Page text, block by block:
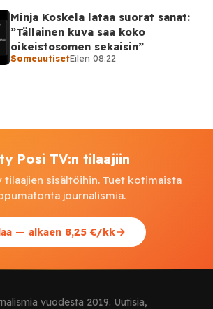
Minja Koskela lataa suorat sanat:
”Tällainen kuva saa koko
oikeistosomen sekaisin”
SomeuutisetEilen 08:22
Posi TV:n tilaajiin
tilaajien sisältöihin. Tuet kotimaista
journalismia.
— alkaen 8,25 €/kk
vuodesta 2019. Uutisia,